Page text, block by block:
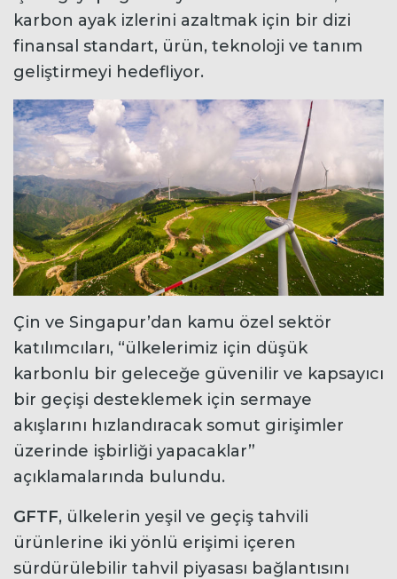
karbon ayak izlerini azaltmak için bir dizi
finansal standart, ürün, teknoloji ve tanım
geliştirmeyi hedefliyor.
Çin ve Singapur’dan kamu özel sektör
katılımcıları, “ülkelerimiz için düşük
karbonlu bir geleceğe güvenilir ve kapsayıcı
bir geçişi desteklemek için sermaye
akışlarını hızlandıracak somut girişimler
üzerinde işbirliği yapacaklar”
açıklamalarında bulundu.
GFTF, ülkelerin yeşil ve geçiş tahvili
ürünlerine iki yönlü erişimi içeren
sürdürülebilir tahvil piyasası bağlantısını